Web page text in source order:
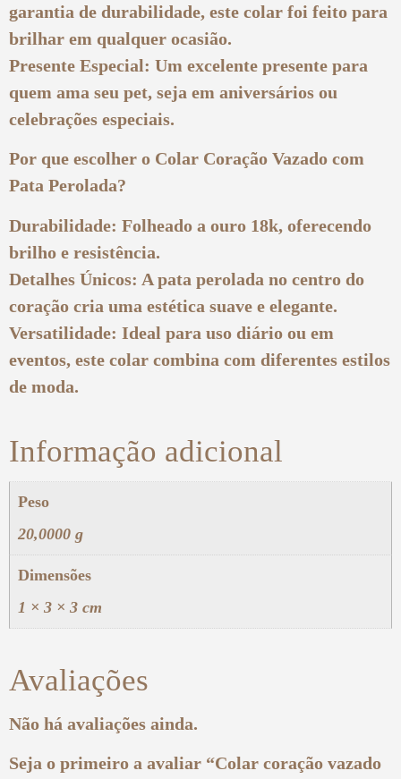
garantia de durabilidade, este colar foi feito para
brilhar em qualquer ocasião.
Presente Especial: Um excelente presente para
quem ama seu pet, seja em aniversários ou
celebrações especiais.
Por que escolher o Colar Coração Vazado com
Pata Perolada?
Durabilidade: Folheado a ouro 18k, oferecendo
brilho e resistência.
Detalhes Únicos: A pata perolada no centro do
coração cria uma estética suave e elegante.
Versatilidade: Ideal para uso diário ou em
eventos, este colar combina com diferentes estilos
de moda.
Informação adicional
Peso
20,0000 g
Dimensões
1 × 3 × 3 cm
Avaliações
Não há avaliações ainda.
Seja o primeiro a avaliar “Colar coração vazado